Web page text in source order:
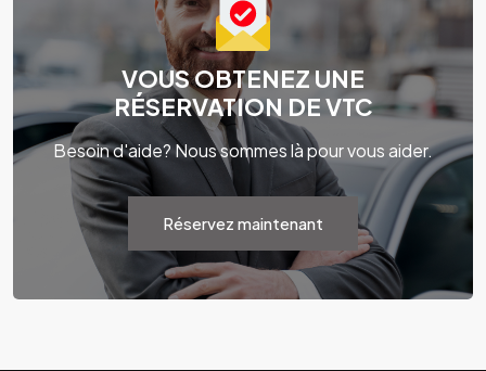
VOUS OBTENEZ UNE
RÉSERVATION DE VTC
Besoin d'aide? Nous sommes là pour vous aider.
Réservez maintenant